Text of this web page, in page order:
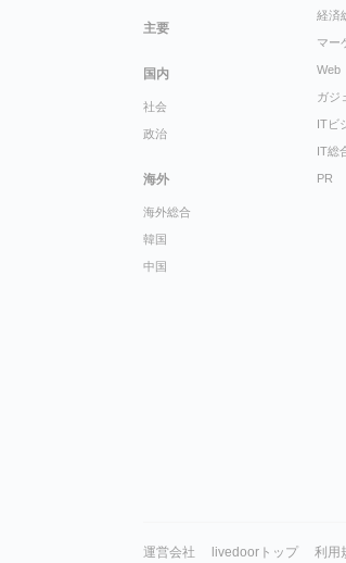
主要
国内
社会
政治
海外
海外総合
韓国
中国
経済
マー
Web
ガジ
ITビ
IT総
PR
運営会社 livedoorトップ 利用